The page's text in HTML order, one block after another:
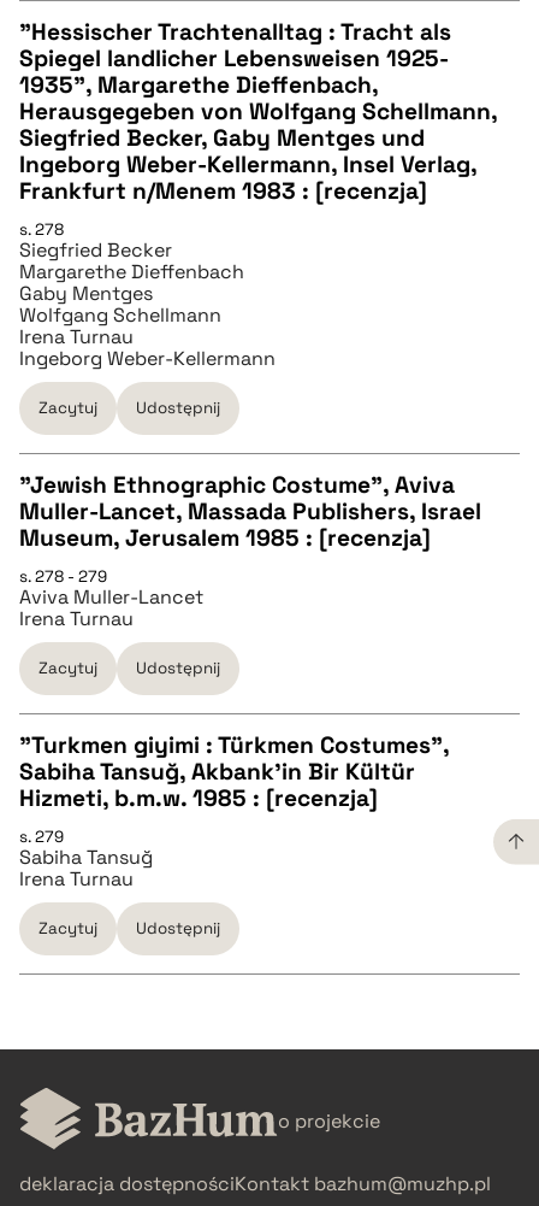
CZYSTY TEKST
pobierz cytat
BIBTEX
pobierz cytat
"Hessischer Trachtenalltag : Tracht als
Spiegel landlicher Lebensweisen 1925-
1935", Margarethe Dieffenbach,
Herausgegeben von Wolfgang Schellmann,
Siegfried Becker, Gaby Mentges und
Ingeborg Weber-Kellermann, Insel Verlag,
Frankfurt n/Menem 1983 : [recenzja]
s. 278
Siegfried Becker
Margarethe Dieffenbach
Gaby Mentges
Wolfgang Schellmann
Irena Turnau
Ingeborg Weber-Kellermann
Zacytuj Udostępnij
CZYSTY TEKST
pobierz cytat
BIBTEX
pobierz cytat
"Jewish Ethnographic Costume", Aviva
Muller-Lancet, Massada Publishers, Israel
Museum, Jerusalem 1985 : [recenzja]
s. 278 - 279
Aviva Muller-Lancet
Irena Turnau
Zacytuj Udostępnij
CZYSTY TEKST
pobierz cytat
BIBTEX
"Turkmen giyimi : Türkmen Costumes",
Sabiha Tansuğ, Akbank'in Bir Kültür
Hizmeti, b.m.w. 1985 : [recenzja]
s. 279
Sabiha Tansuğ
Irena Turnau
Zacytuj Udostępnij
CZYSTY TEKST
pobierz cytat
BIBTEX
o projekcie
deklaracja dostępnościKontakt bazhum@muzhp.pl